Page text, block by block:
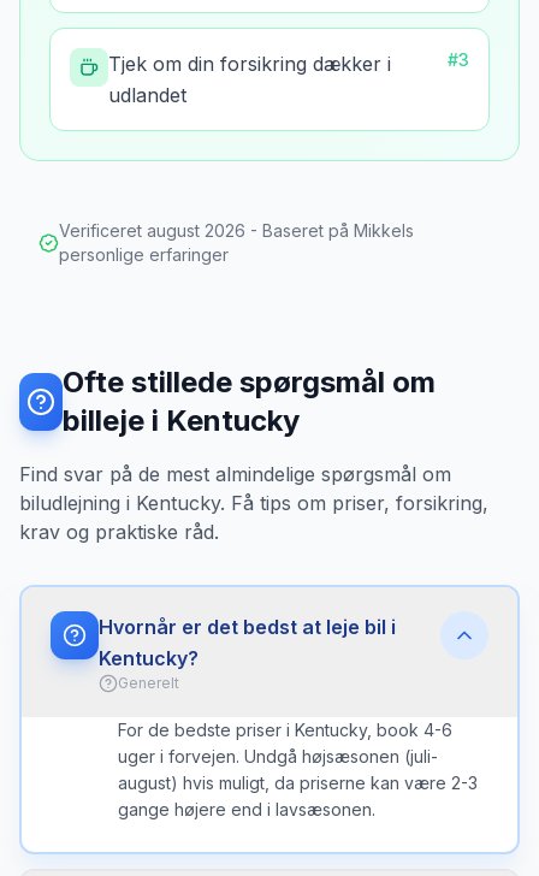
Tjek om din forsikring dækker i
udlandet
#3
Verificeret august 2026 - Baseret på Mikkels
personlige erfaringer
Ofte stillede spørgsmål om
billeje i Kentucky
Find svar på de mest almindelige spørgsmål om
biludlejning i Kentucky. Få tips om priser, forsikring,
krav og praktiske råd.
Hvornår er det bedst at leje bil i
Kentucky?
Generelt
For de bedste priser i Kentucky, book 4-6
uger i forvejen. Undgå højsæsonen (juli-
august) hvis muligt, da priserne kan være 2-3
gange højere end i lavsæsonen.